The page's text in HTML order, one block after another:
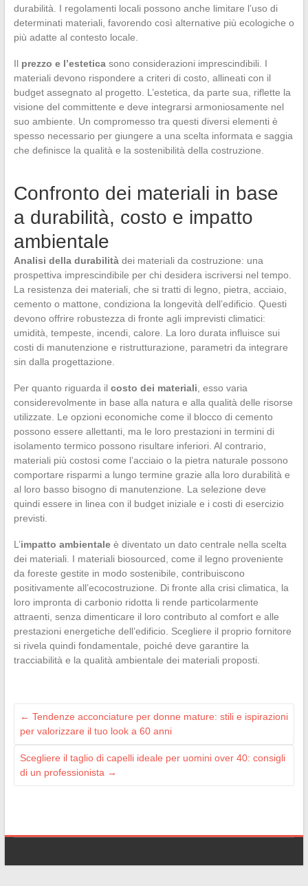
durabilità. I regolamenti locali possono anche limitare l’uso di
determinati materiali, favorendo così alternative più ecologiche o
più adatte al contesto locale.
Il prezzo e l’esteticasono considerazioni imprescindibili. I
materiali devono rispondere a criteri di costo, allineati con il
budget assegnato al progetto. L’estetica, da parte sua, riflette la
visione del committente e deve integrarsi armoniosamente nel
suo ambiente. Un compromesso tra questi diversi elementi è
spesso necessario per giungere a una scelta informata e saggia
che definisce la qualità e la sostenibilità della costruzione.
Confronto dei materiali in base
a durabilità, costo e impatto
ambientale
Analisi della durabilitàdei materiali da costruzione: una
prospettiva imprescindibile per chi desidera iscriversi nel tempo.
La resistenza dei materiali, che si tratti di legno, pietra, acciaio,
cemento o mattone, condiziona la longevità dell’edificio. Questi
devono offrire robustezza di fronte agli imprevisti climatici:
umidità, tempeste, incendi, calore. La loro durata influisce sui
costi di manutenzione e ristrutturazione, parametri da integrare
sin dalla progettazione.
Per quanto riguarda il costo dei materiali , esso varia
considerevolmente in base alla natura e alla qualità delle risorse
utilizzate. Le opzioni economiche come il blocco di cemento
possono essere allettanti, ma le loro prestazioni in termini di
isolamento termico possono risultare inferiori. Al contrario,
materiali più costosi come l’acciaio o la pietra naturale possono
comportare risparmi a lungo termine grazie alla loro durabilità e
al loro basso bisogno di manutenzione. La selezione deve
quindi essere in linea con il budget iniziale e i costi di esercizio
previsti.
L’impatto ambientaleè diventato un dato centrale nella scelta
dei materiali. I materiali biosourced, come il legno proveniente
da foreste gestite in modo sostenibile, contribuiscono
positivamente all’ecocostruzione. Di fronte alla crisi climatica, la
loro impronta di carbonio ridotta li rende particolarmente
attraenti, senza dimenticare il loro contributo al comfort e alle
prestazioni energetiche dell’edificio. Scegliere il proprio fornitore
si rivela quindi fondamentale, poiché deve garantire la
tracciabilità e la qualità ambientale dei materiali proposti.
← Tendenze acconciature per donne mature: stili e ispirazioni
per valorizzare il tuo look a 60 anni
Scegliere il taglio di capelli ideale per uomini over 40: consigli
di un professionista →